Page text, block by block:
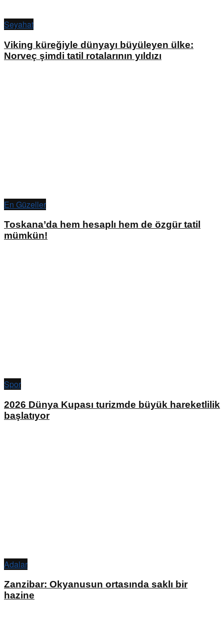
Seyahat
Viking küreğiyle dünyayı büyüleyen ülke:
Norveç şimdi tatil rotalarının yıldızı
En Güzeller
Toskana’da hem hesaplı hem de özgür tatil
mümkün!
Spor
2026 Dünya Kupası turizmde büyük hareketlilik
başlatıyor
Adalar
Zanzibar: Okyanusun ortasında saklı bir
hazine